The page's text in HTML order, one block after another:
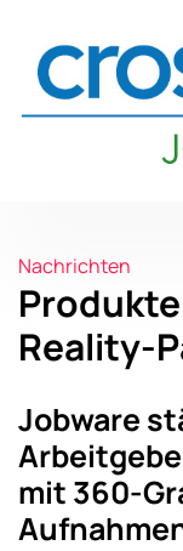
Nachrichten
Reality-
Jobware
mit 360-